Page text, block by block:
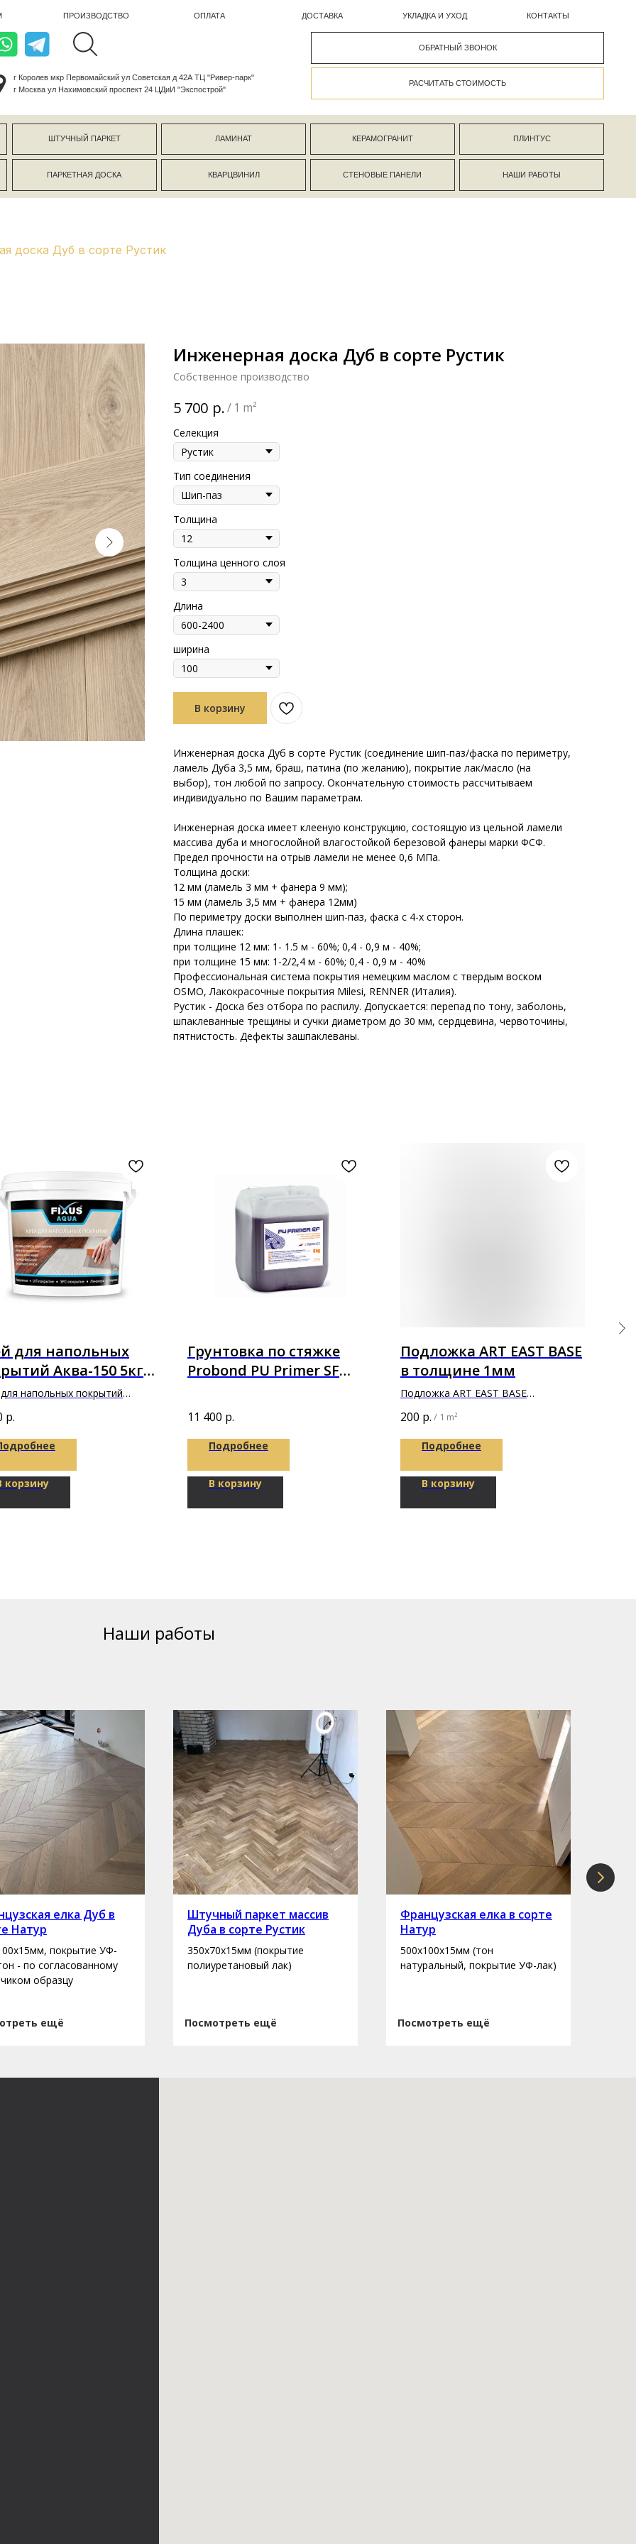
ПРОИЗВОДСТВО КОНТАКТЫ
УКЛАДКА И УХОД
ул Нахимовский проспект 24 ЦДиИ "Экспострой"
ПАРКЕТНАЯ ДОСКА
ШТУЧНЫЙ ПАРКЕТ
КВАРЦВИНИЛ
КЕРАМОГРАНИТ
СТЕНОВЫЕ ПАНЕЛИ
ЛАМИНАТ
НАШИ РАБОТЫ
ПЛИНТУС
доска Дуб в сорте Рустик
Инженерная доска Дуб в сорте Рустик
Собственное производство
5 700 р./ 1 m²
Селекция
Тип соединения
Толщина
Толщина ценного слоя
Длина
ширина
В корзину
Инженерная доска Дуб в сорте Рустик (cоединение шип-паз/фаска по периметру,
ламель Дуба 3,5 мм, браш, патина (по желанию), покрытие лак/масло (на
выбор), тон любой по запросу. Окончательную стоимость рассчитываем
индивидуально по Вашим параметрам.
Инженерная доска имеет клееную конструкцию, состоящую из цельной ламели
массива дуба и многослойной влагостойкой березовой фанеры марки ФСФ.
Предел прочности на отрыв ламели не менее 0,6 МПа.
Толщина доски:
12 мм (ламель 3 мм + фанера 9 мм);
15 мм (ламель 3,5 мм + фанера 12мм)
По периметру доски выполнен шип-паз, фаска с 4-х сторон.
Длина плашек:
при толщине 12 мм: 1- 1.5 м - 60%; 0,4 - 0,9 м - 40%;
при толщине 15 мм: 1-2/2,4 м - 60%; 0,4 - 0,9 м - 40%
Профессиональная система покрытия немецким маслом с твердым воском
OSMO, Лакокрасочные покрытия Milesi, RENNER (Италия).
Рустик - Доска без отбора по распилу. Допускается: перепад по тону, заболонь,
шпаклеванные трещины и сучки диаметром до 30 мм, сердцевина, червоточины,
пятнистость. Дефекты зашпаклеваны.
для напольных
Аква-150 5кг
напольных покрытий
р.
корзину
Грунтовка по стяжке
Probond PU Primer SF
11 400 р.
Подробнее
В корзину
Подложка ART EAST BASE
в толщине 1мм
Подложка ART EAST BASE
200 р. / 1 m²
Подробнее
В корзину
Наши работы
елка Дуб в
Натур
покрытие УФ-
- по согласованному
образцу
ещё
Штучный паркет массив
Дуба в сорте Рустик
350х70х15мм (покрытие
полиуретановый лак)
Посмотреть ещё
Французская елка в сорте
Натур
500х100х15мм (тон
натуральный, покрытие УФ-лак)
Посмотреть ещё